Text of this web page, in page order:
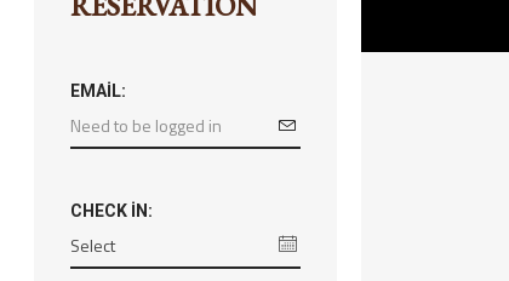
EMAIL:
CHECK IN: